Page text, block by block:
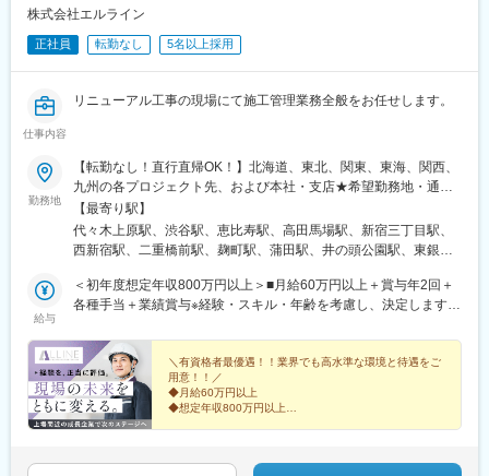
株式会社エルライン
正社員 転勤なし 5名以上採用
仕事内容
リニューアル工事の現場にて施工管理業務全般をお任せします。
勤務地
【転勤なし！直行直帰OK！】北海道、東北、関東、東海、関西、
九州の各プロジェクト先、および本社・支店★希望勤務地・通勤
時間を考慮します。★転勤なし・直行直帰OK★U・Iターン歓迎！
住宅手当あり▼プロジェクト先■北海道（北海道）■東北（宮城）
■関東（東京、埼玉、千葉、神奈川など）■東海（愛知）■関西
ープレミアムビル5階▼支店・営業所■札幌営業所北海道札幌市白
石区本通南3-2-8 島田ビル5階■東北支店宮城県仙台市泉区泉中央
2993-2■名古屋営業所愛知県名古屋市東区葵1-14-13アーク新栄ビ
ル10階■九州営業所福岡県福岡市中央区天神4-1-28天神リベラ703
【最寄り駅】
代々木上原駅、渋谷駅、恵比寿駅、高田馬場駅、新宿三丁目駅、
西新宿駅、二重橋前駅、麹町駅、蒲田駅、井の頭公園駅、東銀座
船堀駅、押上駅、木場駅(東京都)、清澄白河駅、有楽町駅、豊洲
駅、南砂町駅、三田駅(東京都)、森下駅(東京都)、高輪台駅、新木
駅、テレコムセンター駅、六本木駅、田町駅(東京都)、白金高輪
駅、高輪ゲートウェイ駅、神谷町駅、外苑前駅、国立駅、南新宿
駅、初台駅、千駄ケ谷駅、曙橋駅、国立競技場駅、四谷三丁目
駅、西荻窪駅、富士見ケ丘駅、荻窪駅、神保町駅、淡路町駅、市
ケ谷駅、九段下駅、上野御徒町駅、昭和島駅、池上駅、糀谷駅、
新富町駅(東京都)、勝どき駅、京橋駅(東京都)、新中野駅、京王八
給与
＜初年度想定年収800万円以上＞■月給60万円以上＋賞与年2回＋
各種手当＋業績賞与※経験・スキル・年齢を考慮し、決定します。
みます。超過分は別途支給します。※前職給与保証について：年
齢、経験、能力、適性を考慮して、支給額を決定します。＜資格
保有者の年収例＞1100万円／１級建築施工管理技士1100万円／１
級建築士
＼有資格者最優遇！！業界でも高水準な環境と待遇をご
用意！！／
◆月給60万円以上
◆想定年収800万円以上
◆明確な評価制度で着実に昇給